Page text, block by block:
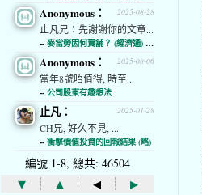
2025-08-28
Anonymous：
止凡兄：先謝謝你的文章...
-- 麥當勞因何賣舖？ (經濟通) (略)
2025-08-06
Anonymous：
當年8號唔值得, 時至...
-- 公司股東有趣想法
2025-01-28
止凡：
CH兄, 好久不見, ...
-- 衝擊價值投資的回報結果 (略)
編號 1-8, 總共: 46504
▾ ▴ ◂ ▸